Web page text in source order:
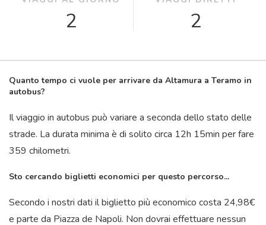
2 2
Quanto tempo ci vuole per arrivare da Altamura a Teramo in
autobus?
Il viaggio in autobus può variare a seconda dello stato delle
strade. La durata minima è di solito circa 12h 15min per fare
359 chilometri.
Sto cercando biglietti economici per questo percorso...
Secondo i nostri dati il ​​biglietto più economico costa 24,98€
e parte da Piazza de Napoli. Non dovrai effettuare nessun